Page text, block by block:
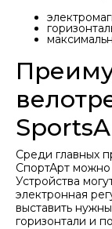
Среди главных
СпортАрт можно
Устройства
электронная
выставить
горизонтали и